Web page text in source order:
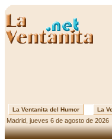
La Ventanita del Humor La
Madrid, jueves 6 de agosto de 2026